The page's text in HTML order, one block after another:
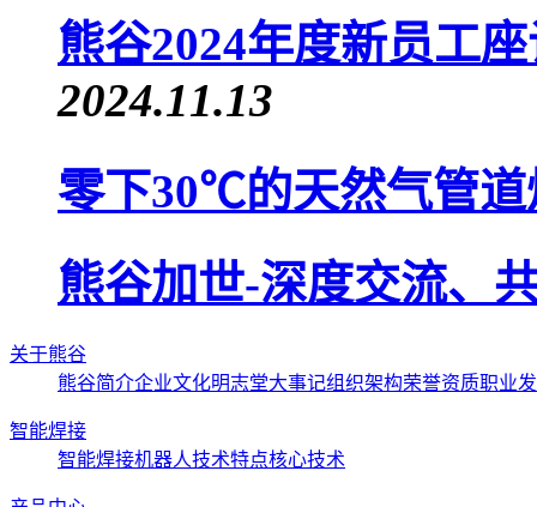
熊谷2024年度新员工
2024.11.13
零下30℃的天然气管道
熊谷加世-深度交流、
关于熊谷
熊谷简介企业文化明志堂大事记组织架构荣誉资质职业
智能焊接
智能焊接机器人技术特点核心技术